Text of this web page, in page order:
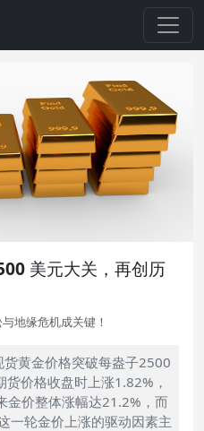
美元大关，再创历
地缘危机成关键！
黄金价格突破每盎子2500
价格收盘时上涨1.82%，
金价整体涨幅达21.2%，而
一轮金价上涨的驱动因素主